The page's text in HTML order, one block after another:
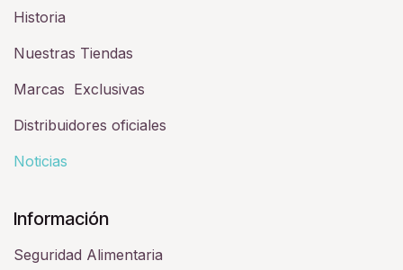
Historia​
Nuestras Tiendas
Marcas Exclusivas
Distribuidores oficiales
Noticias
Información
Seguridad Alimentaria